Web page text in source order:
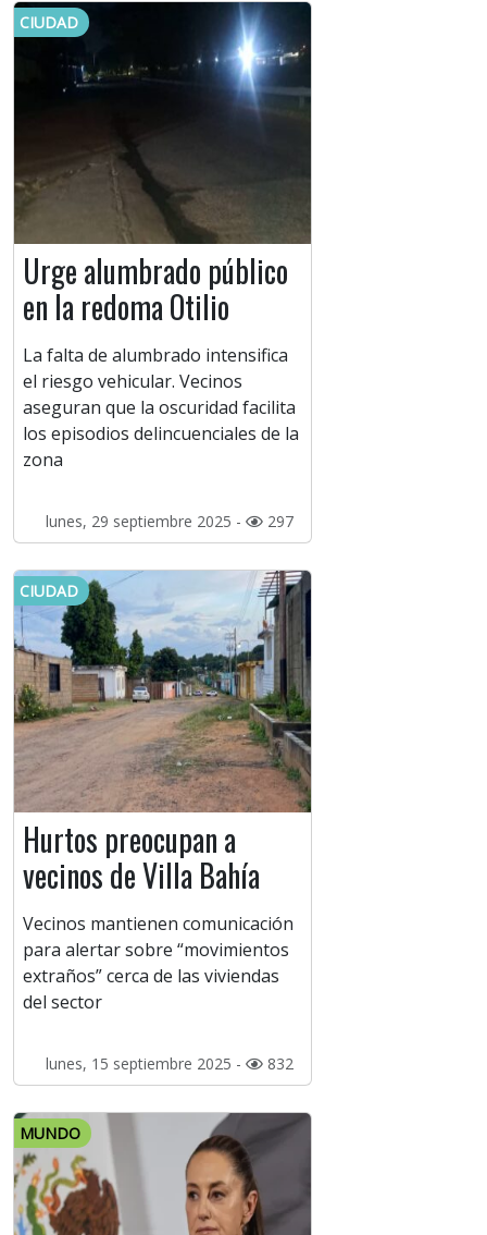
CIUDAD
Urge alumbrado público
en la redoma Otilio
La falta de alumbrado intensifica
el riesgo vehicular. Vecinos
aseguran que la oscuridad facilita
los episodios delincuenciales de la
zona
lunes, 29 septiembre 2025 - 297
CIUDAD
Hurtos preocupan a
vecinos de Villa Bahía
Vecinos mantienen comunicación
para alertar sobre “movimientos
extraños” cerca de las viviendas
del sector
lunes, 15 septiembre 2025 - 832
MUNDO